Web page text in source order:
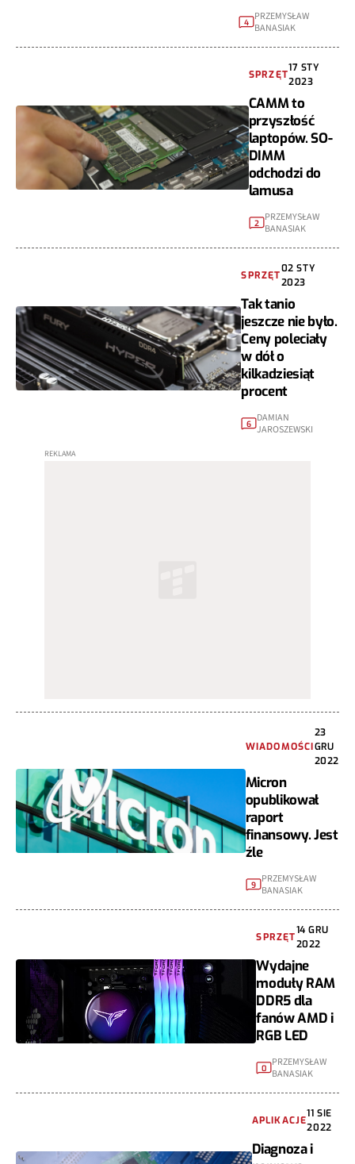
4
PRZEMYSŁAW
BANASIAK
SPRZĘT
17 STY
2023
CAMM to
przyszłość
laptopów. SO-
DIMM
odchodzi do
lamusa
2 PRZEMYSŁAW
BANASIAK
SPRZĘT
02 STY
2023
Tak tanio
jeszcze nie było.
Ceny poleciały
w dół o
kilkadziesiąt
procent
6
DAMIAN
JAROSZEWSKI
WIADOMOŚCI
23
GRU
2022
Micron
opublikował
raport
finansowy. Jest
źle
9 PRZEMYSŁAW
BANASIAK
SPRZĘT
14 GRU
2022
Wydajne
moduły RAM
DDR5 dla
fanów AMD i
RGB LED
0
PRZEMYSŁAW
BANASIAK
APLIKACJE
11 SIE
2022
Diagnoza i